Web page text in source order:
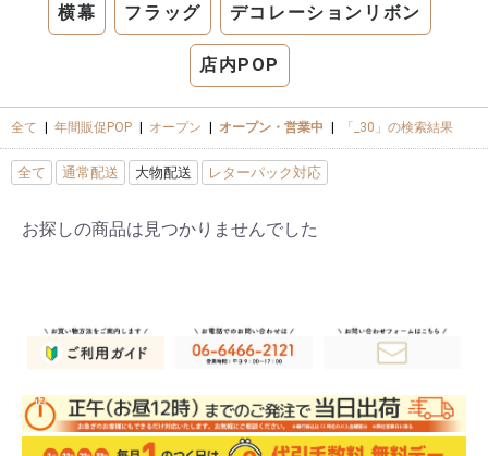
横幕 フラッグ デコレーションリボン
店内POP
全て | 年間販促POP | オープン | オープン・営業中 | 「_30」の検索結果
全て 通常配送 大物配送 レターパック対応
お探しの商品は見つかりませんでした